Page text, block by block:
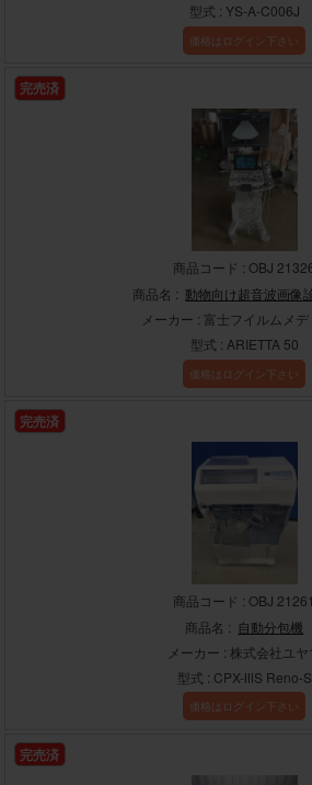
型式 : YS-A-C006J
価格はログイン下さい
完売済
商品コード : OBJ
商品名 : 動物向け超音波画像
メーカー : 富士フイルムメ
型式 : ARIETTA 50
価格はログイン下さい
完売済
商品コード : OBJ 21261
商品名 : 自動分包機
メーカー : 株式会社ユヤ
型式 : CPX-ⅢS Reno-S
価格はログイン下さい
完売済